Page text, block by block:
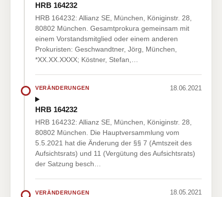
HRB 164232
HRB 164232: Allianz SE, München, Königinstr. 28,
80802 München. Gesamtprokura gemeinsam mit
einem Vorstandsmitglied oder einem anderen
Prokuristen: Geschwandtner, Jörg, München,
*XX.XX.XXXX; Köstner, Stefan,…
VERÄNDERUNGEN 18.06.2021
HRB 164232
HRB 164232: Allianz SE, München, Königinstr. 28,
80802 München. Die Hauptversammlung vom
5.5.2021 hat die Änderung der §§ 7 (Amtszeit des
Aufsichtsrats) und 11 (Vergütung des Aufsichtsrats)
der Satzung besch…
VERÄNDERUNGEN 18.05.2021